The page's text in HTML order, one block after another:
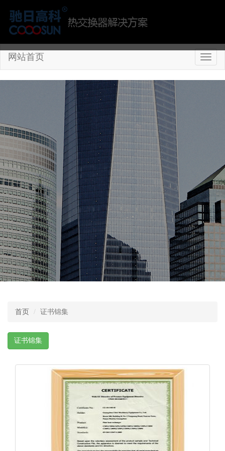
切
换
网站首页
首页 证书锦集
证书锦集